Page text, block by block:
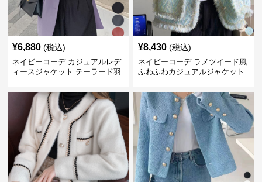
¥6,880 (税込)
ネイビーコーデ カジュアルレデ
ィースジャケット テーラード羽
¥8,430 (税込)
ネイビーコーデ ラメツイード風
ふわふわカジュアルジャケット